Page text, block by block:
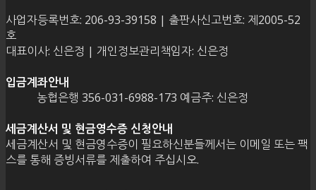
사업자등록번호: 206-93-39158 | 출판사신고번호: 제2005-52
호
대표이사: 신은정 | 개인정보관리책임자: 신은정
입금계좌안내
농협은행 356-031-6988-173 예금주: 신은정
세금계산서 및 현금영수증 신청안내
세금계산서 및 현금영수증이 필요하신분들께서는 이메일 또는 팩
스를 통해 증빙서류를 제출하여 주십시오.